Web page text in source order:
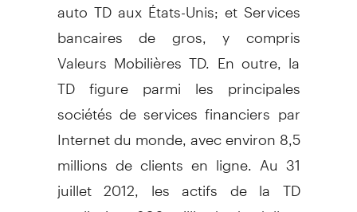
bancaires de gros, y compris
Valeurs Mobilières TD. En outre, la
TD figure parmi les principales
sociétés de services financiers par
Internet du monde, avec environ 8,5
millions de clients en ligne. Au 31
juillet 2012, les actifs de la TD